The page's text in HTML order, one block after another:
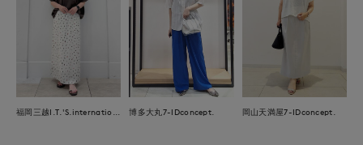
博多大丸7-IDconcept. 岡山天満屋7-IDconcept.